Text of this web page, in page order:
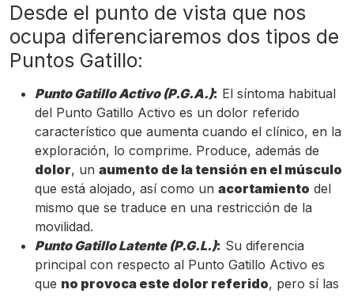
Desde el punto de vista que nos
ocupa diferenciaremos dos tipos de
Puntos Gatillo:
Punto Gatillo Activo (P.G.A.): El síntoma habitual
del Punto Gatillo Activo es un dolor referido
característico que aumenta cuando el clínico, en la
exploración, lo comprime. Produce, además de
dolor, un aumento de la tensión en el músculo
que está alojado, así como un acortamiento del
mismo que se traduce en una restricción de la
movilidad.
Punto Gatillo Latente (P.G.L.): Su diferencia
principal con respecto al Punto Gatillo Activo es
que no provoca este dolor referido, pero sí las